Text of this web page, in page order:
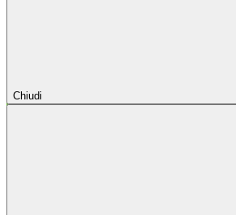
Chiudi